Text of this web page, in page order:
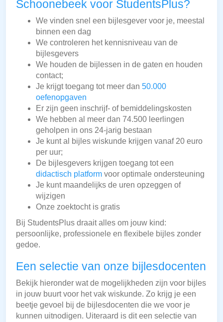
Schoonebeek voor StudentsPlus?
We vinden snel een bijlesgever voor je, meestal
binnen een dag
We controleren het kennisniveau van de
bijlesgevers
We houden de bijlessen in de gaten en houden
contact;
Je krijgt toegang tot meer dan 50.000
oefenopgaven
Er zijn geen inschrijf- of bemiddelingskosten
We hebben al meer dan 74.500 leerlingen
geholpen in ons 24-jarig bestaan
Je kunt al bijles wiskunde krijgen vanaf 20 euro
per uur;
De bijlesgevers krijgen toegang tot een
didactisch platform voor optimale ondersteuning
Je kunt maandelijks de uren opzeggen of
wijzigen
Onze zoektocht is gratis
Bij StudentsPlus draait alles om jouw kind:
persoonlijke, professionele en flexibele bijles zonder
gedoe.
Een selectie van onze bijlesdocenten
Bekijk hieronder wat de mogelijkheden zijn voor bijles
in jouw buurt voor het vak wiskunde. Zo krijg je een
beetje gevoel bij de bijlesdocenten die we voor je
kunnen uitnodigen. Uiteraard is dit een selectie van